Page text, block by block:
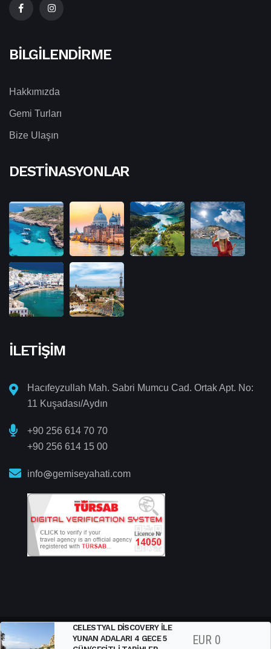
CELESTYAL DISCOVERY ILE
YUNAN ADALARI 4 GECE 5
EUR 0
BILGILENDIRME
Hakkımızda
Gemi Turları
Bize Ulaşın
DESTINASYONLAR
İLETIŞIM
Hacıfeyzullah Mah. Sabri Mumcu Cad. Ortak Apt. No:
11 Kuşadası/Aydın
+90 256 614 70 70
+90 256 614 15 00
info gemiseyahati.com
Gemi Seyahati© 2025 All Right Reserved